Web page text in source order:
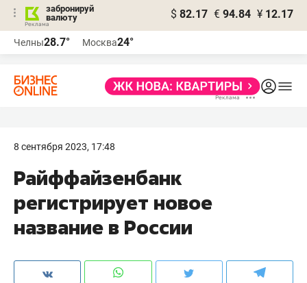
забронируй
валюту
$ 82.17 € 94.84 ¥ 12.17
Челны28.7° Москва24°
8 сентября 2023, 17:48
Райффайзенбанк
регистрирует новое
название в России